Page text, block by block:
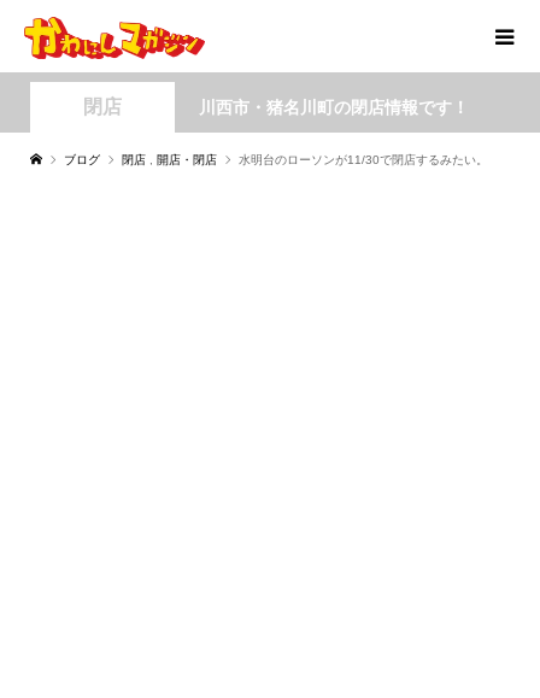
閉店 川西市・猪名川町の閉店情報です！
ブログ 閉店 開店・閉店 水明台のローソンが11/30で閉店するみたい。